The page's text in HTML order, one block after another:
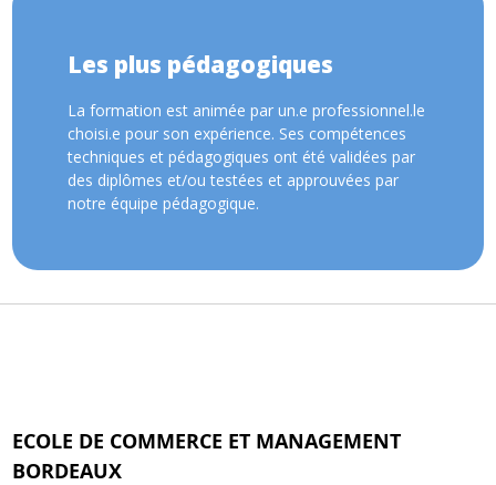
Les plus pédagogiques
La formation est animée par un.e professionnel.le
choisi.e pour son expérience. Ses compétences
techniques et pédagogiques ont été validées par
des diplômes et/ou testées et approuvées par
notre équipe pédagogique.
ECOLE DE COMMERCE ET MANAGEMENT
BORDEAUX